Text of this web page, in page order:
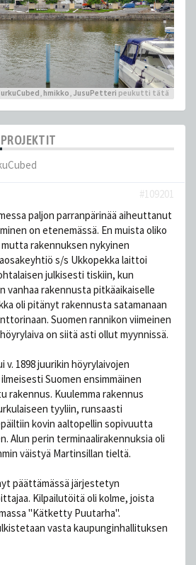
, hmikko, JusuPetteri peukutti tätä
#109201
paljon parranpärinää aiheuttanut
on etenemässä. En muista oliko
rakennuksen nykyinen
s/s Ukkopekka laittoi
julkisesti tiskiin, kun
vanhaa rakennusta pitkäaikaiselle
oli pitänyt rakennusta satamanaan
Suomen rannikon viimeinen
on siitä asti ollut myynnissä.
v. 1898 juurikin höyrylaivojen
Suomen ensimmäinen
rakennus. Kuulemma rakennus
tyyliin, runsaasti
kovin aaltopellin sopivuutta
Alun perin terminaalirakennuksia oli
väistyä Martinsillan tieltä.
päättämässä järjestetyn
Kilpailutöitä oli kolme, joista
"Kätketty Puutarha".
vasta kaupunginhallituksen